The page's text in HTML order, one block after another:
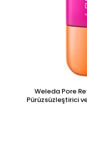
Weleda Pore
Pürüzsüzleştirici